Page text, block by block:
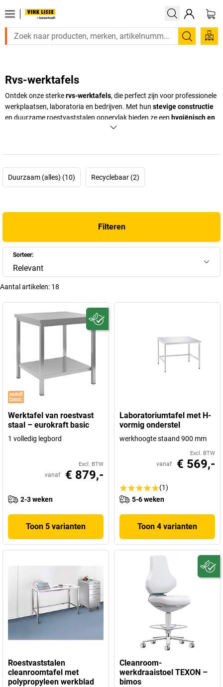
Zoeken
Rvs-werktafels
Ontdek onze sterkervs-werktafels, die perfect zijn voor professionele
werkplaatsen, laboratoria en bedrijven. Met hun stevige constructie
en duurzame roestvaststalen oppervlak bieden ze een hygiënisch en
dat zelfs aan de hoogste eisen voldoet. Of
Duurzaam (alles) (10) Recyclebaar (2)
Filteren
Sorteer:
Relevant
Aantal artikelen: 18
Werktafel van roestvast
staal – eurokraft basic
1 volledig legbord
Excl. BTW
vanaf € 879,-
2-3 weken
Toon 5 varianten
Laboratoriumtafel met H-
vormig onderstel
werkhoogte staand 900 mm
Excl. BTW
vanaf € 569,-
(1)
5-6 weken
Toon 4 varianten
Roestvaststalen
cleanroomtafel met
polypropyleen werkblad
Cleanroom-
werkdraaistoel TEXON –
bimos